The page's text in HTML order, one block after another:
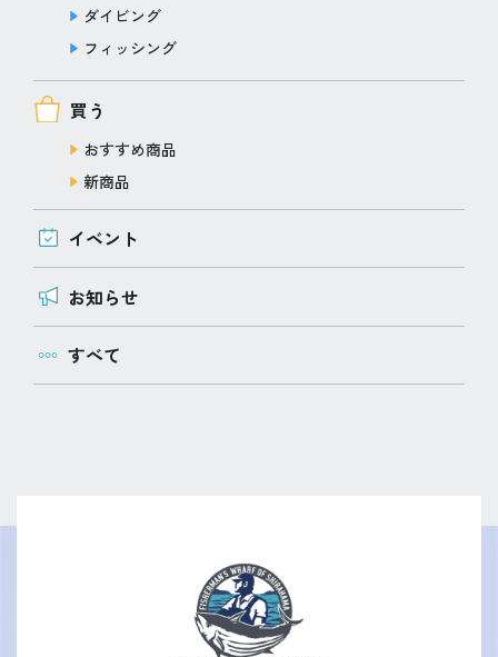
ダイビング
フィッシング
買う
おすすめ商品
新商品
イベント
お知らせ
すべて